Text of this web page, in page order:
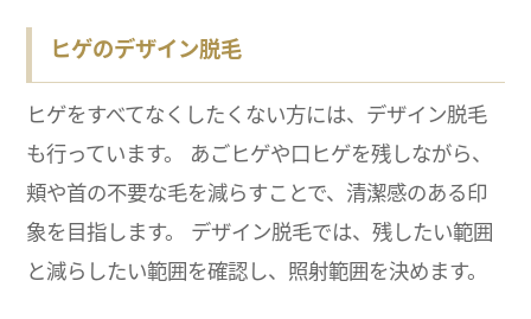
ヒゲのデザイン脱毛
ヒゲをすべてなくしたくない方には、デザイン脱毛
も行っています。 あごヒゲや口ヒゲを残しながら、
頬や首の不要な毛を減らすことで、清潔感のある印
象を目指します。 デザイン脱毛では、残したい範囲
と減らしたい範囲を確認し、照射範囲を決めます。